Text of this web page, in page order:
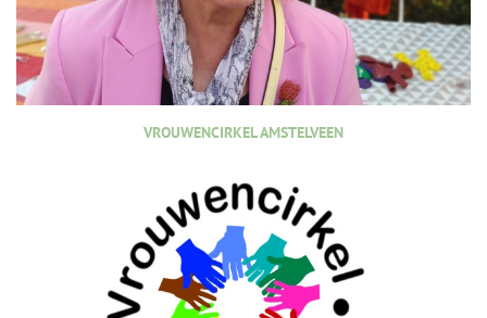
VROUWENCIRKEL AMSTELVEEN